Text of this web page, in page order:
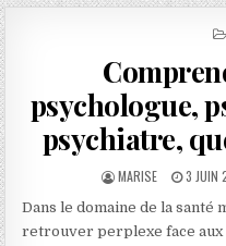
psychologue,
psychiatre,
AUTHOR:
MARISE 3 JUIN
Dans le domaine de la santé
retrouver perplexe face aux